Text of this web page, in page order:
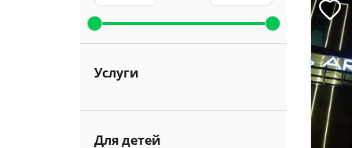
Услуги
Для детей